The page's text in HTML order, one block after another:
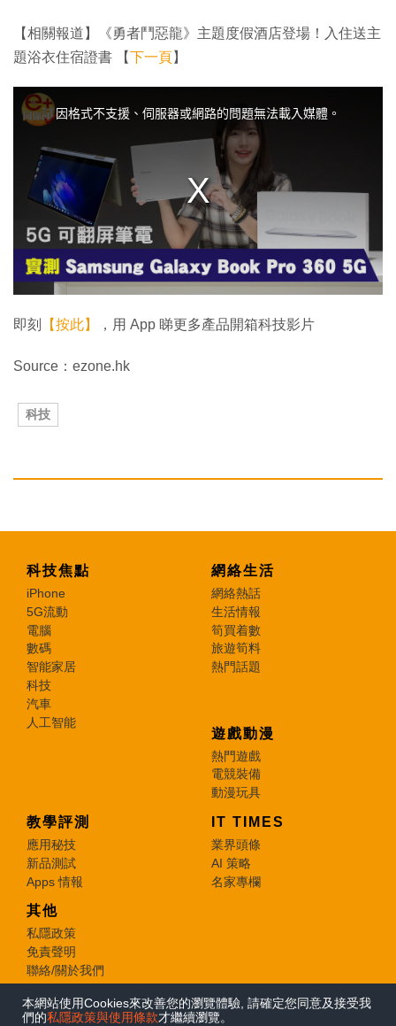
本網站使用Cookies來改善您的瀏覽體驗, 請確定您同意及接受我
們的私隱政策與使用條款才繼續瀏覽。
【相關報道】《勇者鬥惡龍》主題度假酒店登場！入住送主
題浴衣住宿證書 【下一頁】
.
因格式不支援、伺服器或網路的問題無法載入媒體。
即刻 【按此】 ，用 App 睇更多產品開箱科技影片
Source：ezone.hk
科技
科技焦點
iPhone
5G流動
電腦
數碼
智能家居
科技
汽車
人工智能
網絡生活
網絡熱話
生活情報
筍買着數
旅遊筍料
熱門話題
遊戲動漫
熱門遊戲
電競裝備
動漫玩具
教學評測
應用秘技
新品測試
Apps 情報
IT TIMES
業界頭條
AI 策略
名家專欄
其他
私隱政策
免責聲明
聯絡/關於我們
© 2026 e-zone. All Rights Reserved.